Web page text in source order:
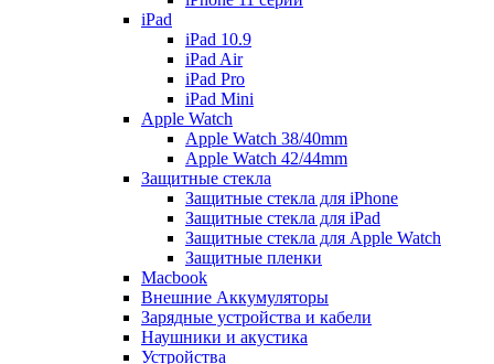
iPad
iPad 10.9
iPad Air
iPad Pro
iPad Mini
Apple Watch
Apple Watch 38/40mm
Apple Watch 42/44mm
Защитные стекла
Защитные стекла для iPhone
Защитные стекла для iPad
Защитные стекла для Apple Watch
Защитные пленки
Macbook
Внешние Аккумуляторы
Зарядные устройства и кабели
Наушники и акустика
Устройства